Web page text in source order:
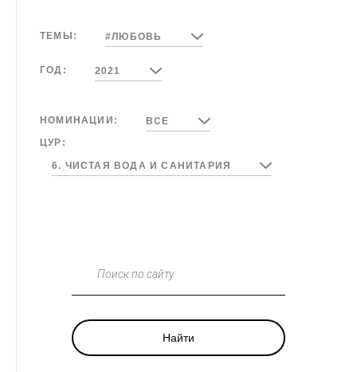
ТЕМЫ: #ЛЮБОВЬ
ГОД: 2021
НОМИНАЦИИ:
ВСЕ
ЦУР:
6. ЧИСТАЯ ВОДА И САНИТАРИЯ
Поиск по сайту
Найти